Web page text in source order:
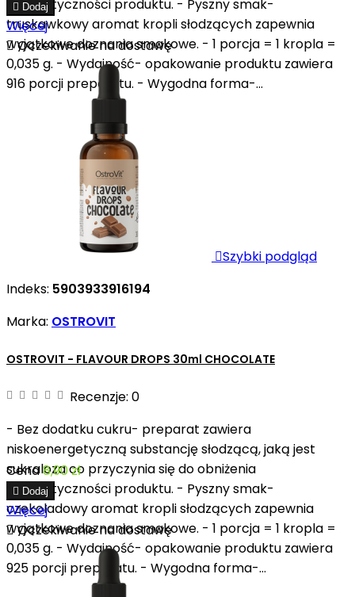
energetyczności produktu. - Pyszny smak-
truskawkowy aromat kropli słodzących zapewnia
wyjątkowe doznania smakowe. - 1 porcja = 1 kropla =
0,035 g. - Wydajność- opakowanie produktu zawiera
916 porcji preparatu. - Wygodna forma-...
 Dodaj
Więcej
Oczekiwanie na dostawę
Szybki podgląd
Indeks: 5903933916194
Marka: OSTROVIT
OSTROVIT - FLAVOUR DROPS 30ml CHOCOLATE
Recenzje: 0
- Bez dodatku cukru- preparat zawiera
niskoenergetyczną substancję słodzącą, jaką jest
sukraloza co przyczynia się do obniżenia
energetyczności produktu. - Pyszny smak-
czekoladowy aromat kropli słodzących zapewnia
wyjątkowe doznania smakowe. - 1 porcja = 1 kropla =
0,035 g. - Wydajność- opakowanie produktu zawiera
925 porcji preparatu. - Wygodna forma-...
Cena8,90 zł
 Dodaj
Więcej
Oczekiwanie na dostawę